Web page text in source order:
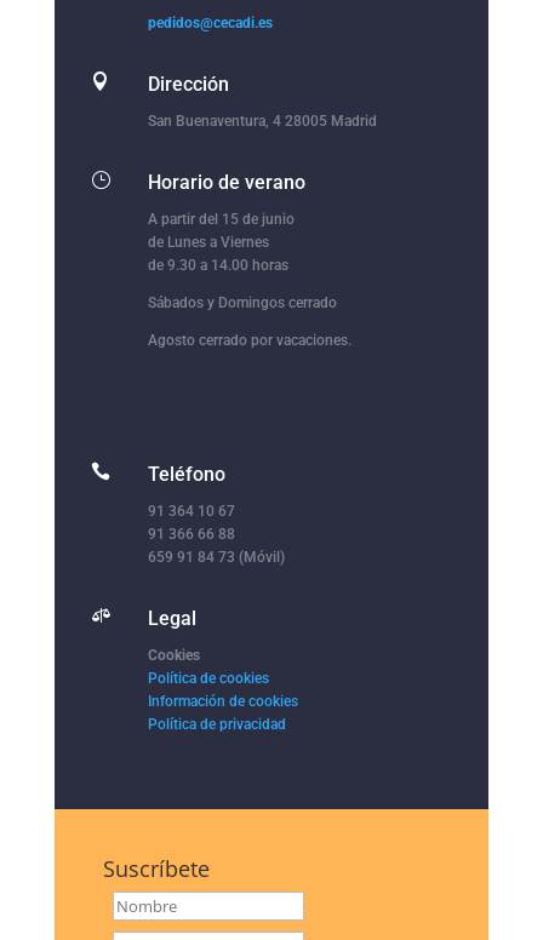
pedidos@cecadi.es
 Dirección
San Buenaventura, 4 28005 Madrid
} Horario de verano
A partir del 15 de junio
de Lunes a Viernes
de 9.30 a 14.00 horas
Sábados y Domingos cerrado
Agosto cerrado por vacaciones.
 Teléfono
91 364 10 67
91 366 66 88
659 91 84 73 (Móvil)
 Legal
Cookies
Política de cookies
Información de cookies
Política de privacidad
Suscríbete